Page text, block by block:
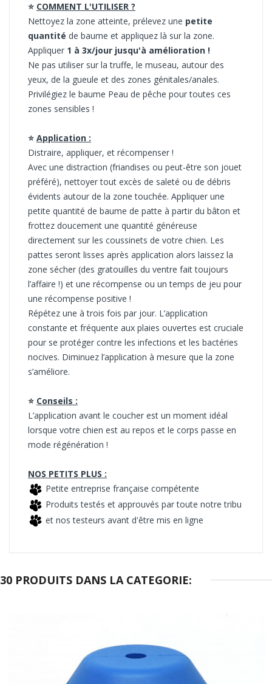
⭐ COMMENT L'UTILISER ?
Nettoyez la zone atteinte, prélevez une petite
quantité de baume et appliquez là sur la zone.
Appliquer 1 à 3x/jour jusqu'à amélioration !
Ne pas utiliser sur la truffe, le museau, autour des
yeux, de la gueule et des zones génitales/anales.
Privilégiez le baume Peau de pêche pour toutes ces
zones sensibles !
⭐ Application :
Distraire, appliquer, et récompenser !
Avec une distraction (friandises ou peut-être son jouet
préféré), nettoyer tout excès de saleté ou de débris
évidents autour de la zone touchée. Appliquer une
petite quantité de baume de patte à partir du bâton et
frottez doucement une quantité généreuse
directement sur les coussinets de votre chien. Les
pattes seront lisses après application alors laissez la
zone sécher (des gratouilles du ventre fait toujours
l’affaire !) et une récompense ou un temps de jeu pour
une récompense positive !
Répétez une à trois fois par jour. L’application
constante et fréquente aux plaies ouvertes est cruciale
pour se protéger contre les infections et les bactéries
nocives. Diminuez l’application à mesure que la zone
s’améliore.
⭐ Conseils :
L’application avant le coucher est un moment idéal
lorsque votre chien est au repos et le corps passe en
mode régénération !
NOS PETITS PLUS :
Petite entreprise française compétente
Produits testés et approuvés par toute notre tribu
et nos testeurs avant d'être mis en ligne
30 PRODUITS DANS LA CATEGORIE: